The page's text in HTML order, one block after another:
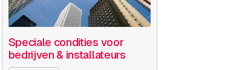
Speciale condities voor
bedrijven & installateurs